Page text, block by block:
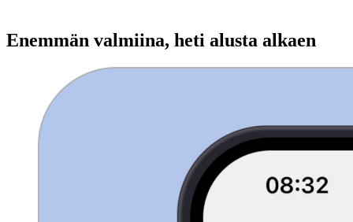
Enemmän valmiina, heti alusta alkaen